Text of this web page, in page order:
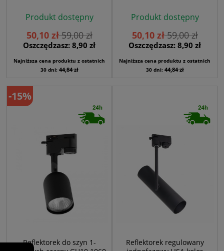
Produkt dostępny
50,10 zł59,00 zł
Oszczędzasz: 8,90 zł
Najniższa cena produktu z ostatnich
30 dni:44,84 zł
Produkt dostępny
50,10 zł59,00 zł
Oszczędzasz: 8,90 zł
Najniższa cena produktu z ostatnich
30 dni:44,84 zł
Reflektorek do szyn 1-
-15%
Reflektorek regulowany